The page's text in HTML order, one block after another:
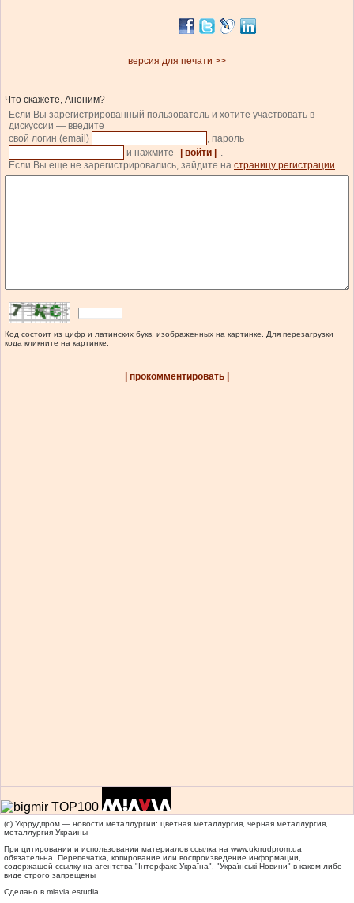
версия для печати >>
Что скажете, Аноним?
Если Вы зарегистрированный пользователь и хотите участвовать в
дискуссии — введите
свой логин (email)
, пароль
и нажмите
| войти |
.
Если Вы еще не зарегистрировались, зайдите на страницу регистрации.
Код состоит из цифр и латинских букв, изображенных на картинке. Для перезагрузки
кода кликните на картинке.
| прокомментировать |
(c) Укррудпром — новости металлургии: цветная металлургия, черная металлургия,
металлургия Украины
При цитировании и использовании материалов ссылка на www.ukrrudprom.ua
обязательна. Перепечатка, копирование или воспроизведение информации,
содержащей ссылку на агентства "Iнтерфакс-Україна", "Українськi Новини" в каком-либо
виде строго запрещены
Сделано в miavia estudia.